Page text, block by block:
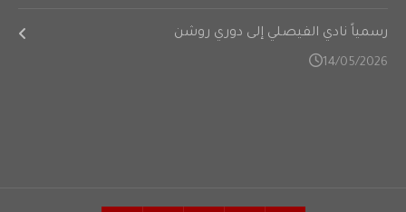
رسمياً نادي الفيصلي إلى دوري روشن
14/05/2026